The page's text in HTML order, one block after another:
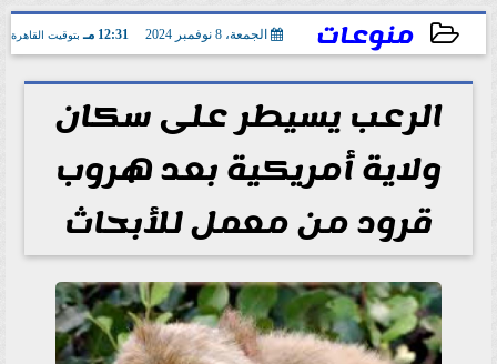
منوعات الجمعة، 8 نوفمبر 2024 12:31 مـ بتوقيت القاهرة
2024-11-08 12:31:23
الرعب يسيطر على سكان
ولاية أمريكية بعد هروب
قرود من معمل للأبحاث